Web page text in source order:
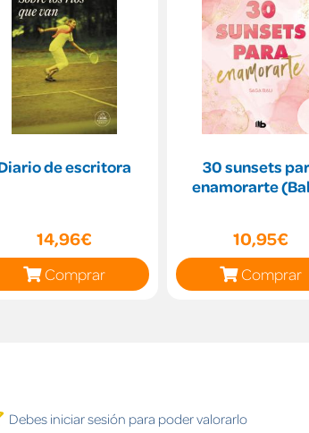
de escritora
14,96€
Comprar
30 sunsets
enamorarte (Bali
10,95€
Comprar
Debes iniciar sesión para poder valorarlo